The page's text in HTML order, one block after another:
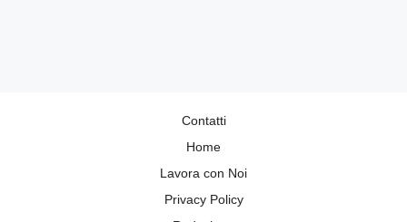
Contatti
Home
Lavora con Noi
Privacy Policy